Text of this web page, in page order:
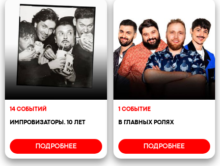
14 СОБЫТИЙ
ИМПРОВИЗАТОРЫ. 10 ЛЕТ
ПОДРОБНЕЕ
1 СОБЫТИЕ
В ГЛАВНЫХ РОЛЯХ
ПОДРОБНЕЕ